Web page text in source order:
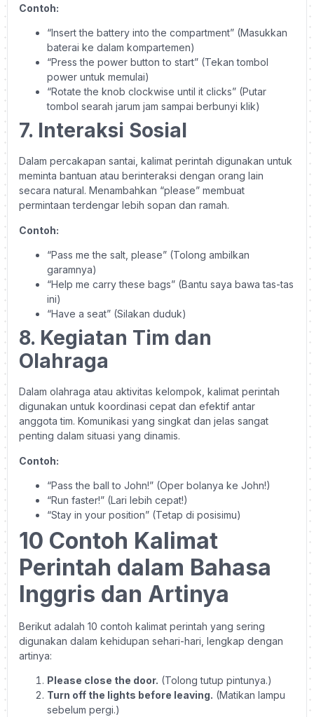
Contoh:
“Insert the battery into the compartment” (Masukkan
baterai ke dalam kompartemen)
“Press the power button to start” (Tekan tombol
power untuk memulai)
“Rotate the knob clockwise until it clicks” (Putar
tombol searah jarum jam sampai berbunyi klik)
7. Interaksi Sosial
Dalam percakapan santai, kalimat perintah digunakan untuk
meminta bantuan atau berinteraksi dengan orang lain
secara natural. Menambahkan “please” membuat
permintaan terdengar lebih sopan dan ramah.
Contoh:
“Pass me the salt, please” (Tolong ambilkan
garamnya)
“Help me carry these bags” (Bantu saya bawa tas-tas
ini)
“Have a seat” (Silakan duduk)
8. Kegiatan Tim dan
Olahraga
Dalam olahraga atau aktivitas kelompok, kalimat perintah
digunakan untuk koordinasi cepat dan efektif antar
anggota tim. Komunikasi yang singkat dan jelas sangat
penting dalam situasi yang dinamis.
Contoh:
“Pass the ball to John!” (Oper bolanya ke John!)
“Run faster!” (Lari lebih cepat!)
“Stay in your position” (Tetap di posisimu)
10 Contoh Kalimat
Perintah dalam Bahasa
Inggris dan Artinya
Berikut adalah 10 contoh kalimat perintah yang sering
digunakan dalam kehidupan sehari-hari, lengkap dengan
artinya:
Please close the door. (Tolong tutup pintunya.)
Turn off the lights before leaving. (Matikan lampu
sebelum pergi.)